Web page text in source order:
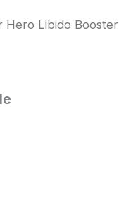
Hero Libido Booster